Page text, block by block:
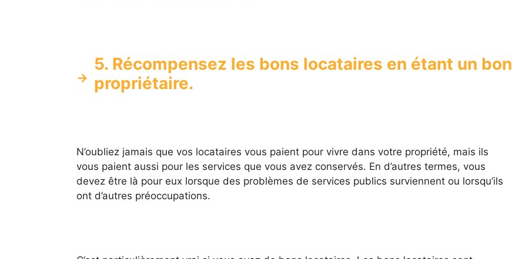
5. Récompensez les bons locataires en étant un bon
propriétaire.
N’oubliez jamais que vos locataires vous paient pour vivre dans votre propriété, mais ils
vous paient aussi pour les services que vous avez conservés. En d’autres termes, vous
devez être là pour eux lorsque des problèmes de services publics surviennent ou lorsqu’ils
ont d’autres préoccupations.